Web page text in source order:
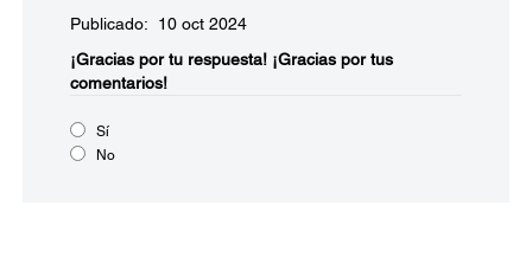
Publicado: 10 oct 2024
¡Gracias por tu respuesta! ¡Gracias por tus
comentarios!
Sí
No